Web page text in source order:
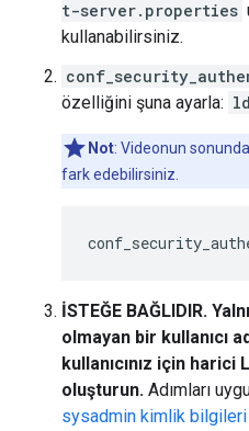
t-server.properties
kullanabilirsiniz.
özelliğini şuna ayarla:
Not: Videonun
fark edebilirsiniz.
İSTEĞE BAĞLIDIR.
olmayan bir kullanıcı
kullanıcınız için
oluşturun. Adımları
sysadmin kimlik